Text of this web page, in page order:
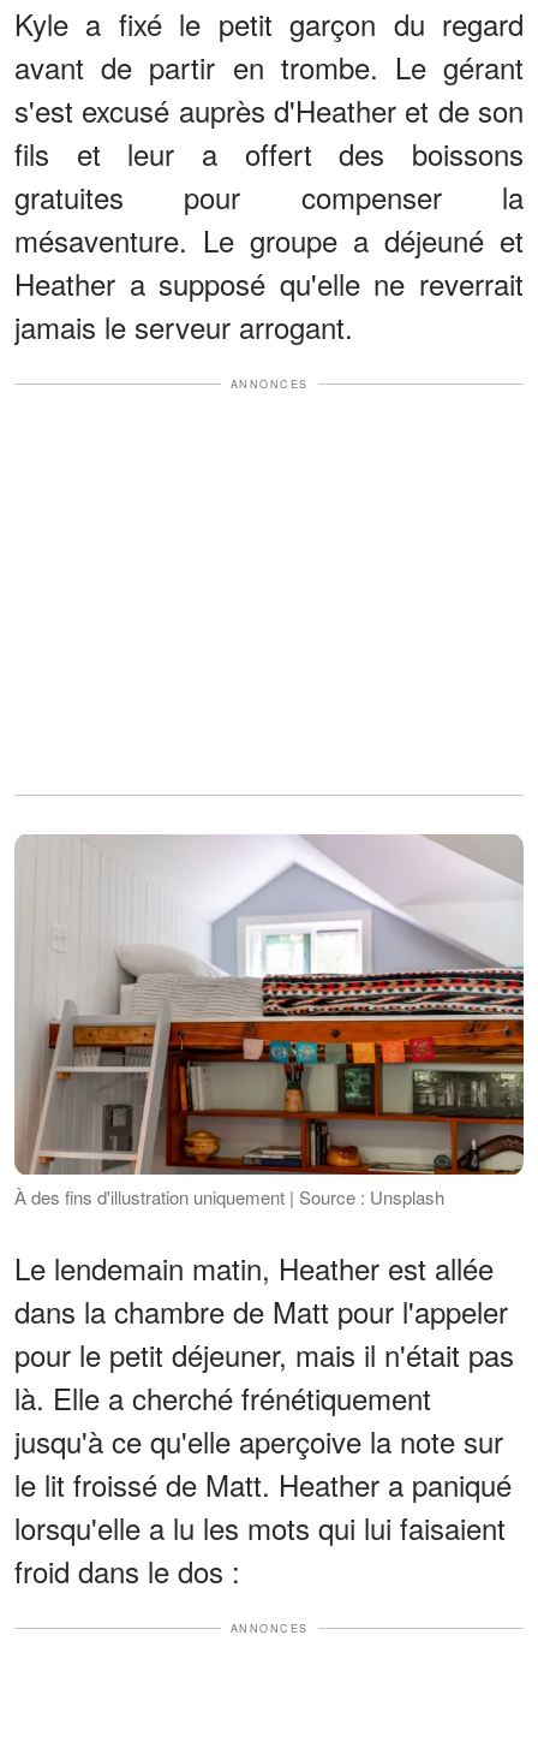
Kyle a fixé le petit garçon du regard
avant de partir en trombe. Le gérant
s'est excusé auprès d'Heather et de son
fils et leur a offert des boissons
gratuites pour compenser la
mésaventure. Le groupe a déjeuné et
Heather a supposé qu'elle ne reverrait
jamais le serveur arrogant.
ANNONCES
À des fins d'illustration uniquement | Source : Unsplash
Le lendemain matin, Heather est allée
dans la chambre de Matt pour l'appeler
pour le petit déjeuner, mais il n'était pas
là. Elle a cherché frénétiquement
jusqu'à ce qu'elle aperçoive la note sur
le lit froissé de Matt. Heather a paniqué
lorsqu'elle a lu les mots qui lui faisaient
froid dans le dos :
ANNONCES